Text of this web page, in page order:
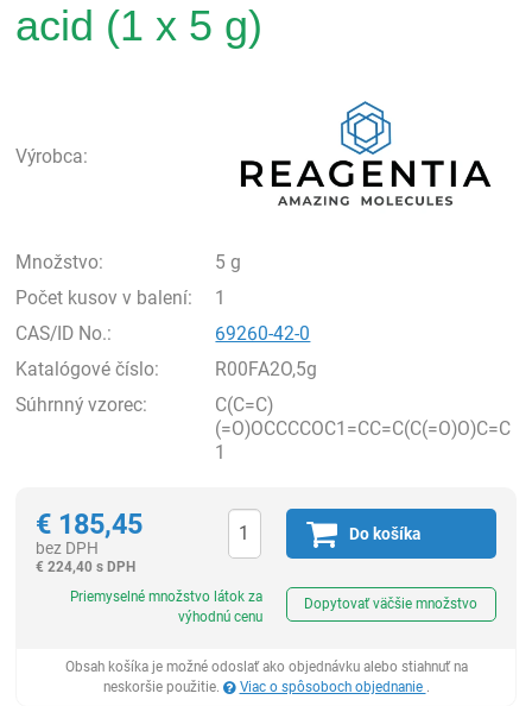
acid (1 x 5 g)
Výrobca:
Množstvo:
5 g
Počet kusov v balení:
1
CAS/ID No.:
69260-42-0
Katalógové číslo:
R00FA2O,5g
Súhrnný vzorec:
C(C=C)
(=O)OCCCCOC1=CC=C(C(=O)O)C=C
1
€ 185,45
bez DPH
€ 224,40 s DPH
Do košíka
Priemyselné množstvo látok za
výhodnú cenu
Dopytovať väčšie množstvo
Obsah košíka je možné odoslať ako objednávku alebo stiahnuť na
neskoršie použitie.
Viac o spôsoboch objednanie .